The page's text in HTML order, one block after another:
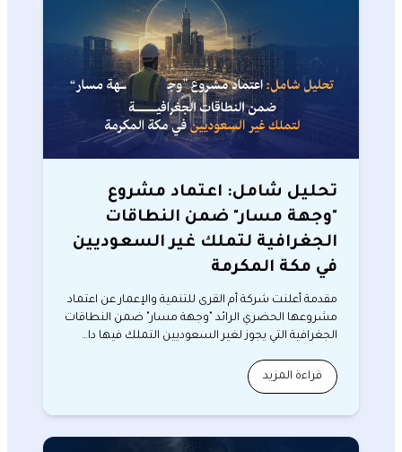
تحليل شامل: اعتماد مشروع
"وجهة مسار" ضمن النطاقات
الجغرافية لتملك غير السعوديين
في مكة المكرمة
مقدمة أعلنت شركة أم القرى للتنمية والإعمار عن اعتماد
مشروعها الحضري الرائد "وجهة مسار" ضمن النطاقات
الجغرافية التي يجوز لغير السعوديين التملك فيها دا…
قراءة المزيد